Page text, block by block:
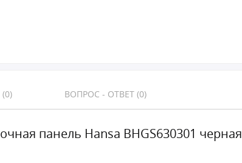
ВОПРОС - ОТВЕТ (0)
панель Hansa BHGS630301 черная